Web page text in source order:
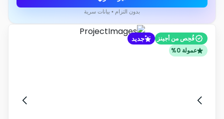
بدون التزام • بيانات سرية
فُحِص من أجينز جديد
عمولة 0%